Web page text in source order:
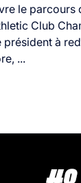
le parcours
Club
à
...